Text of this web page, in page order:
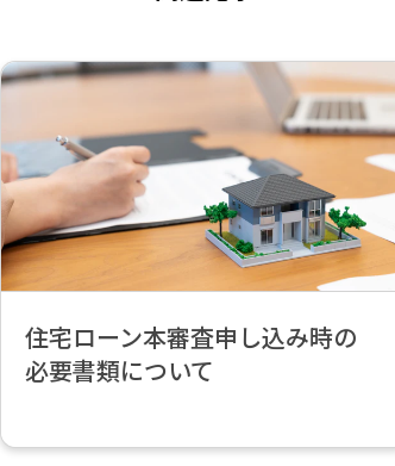
続
読
む
>
住宅ローン本審査申し込み時の
必要書類について